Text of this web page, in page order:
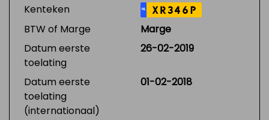
Kenteken NL XR346P
BTW of Marge
Marge
Datum eerste
toelating
26-02-2019
Datum eerste
toelating
(internationaal)
01-02-2018